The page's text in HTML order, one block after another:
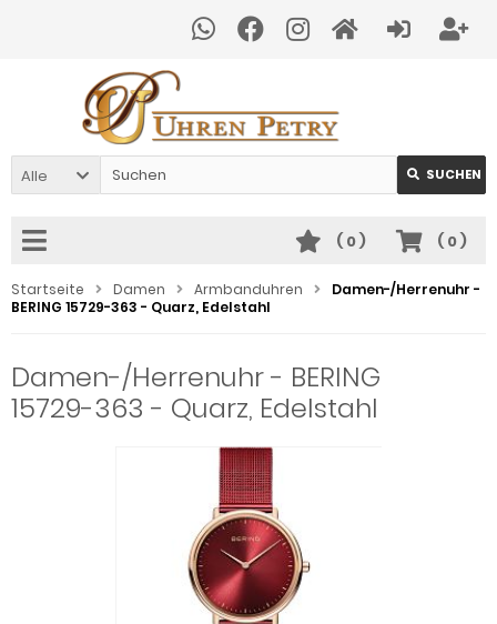
Alle SUCHEN
( 0)
( 0)
Startseite Damen Armbanduhren
Damen-/Herrenuhr -
BERING 15729-363 - Quarz, Edelstahl
Damen-/Herrenuhr - BERING
15729-363 - Quarz, Edelstahl